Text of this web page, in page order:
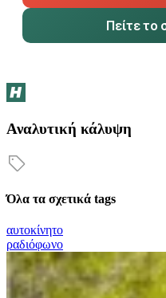
Πείτε
Αναλυτική κάλυψη
Όλα τα σχετικά tags
αυτοκίνητο
ραδιόφωνο